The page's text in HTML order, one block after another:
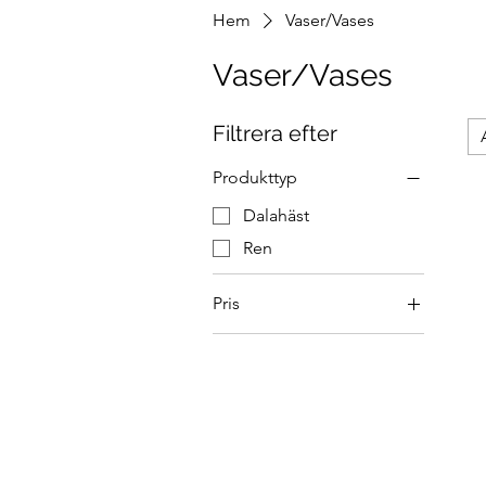
Hem Vaser/Vases
Vaser/Vases
Filtrera efter
Produkttyp
Dalahäst
Ren
Pris